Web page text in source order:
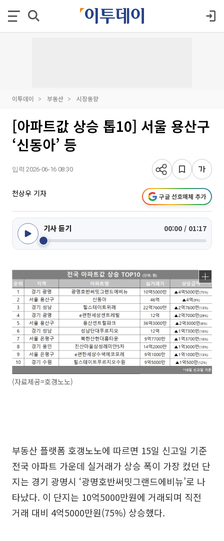
이투데이 부동산 시장동향
[아파트값 상승 톱10] 서울 용산구
‘신동아’ 등
입력 2026-06-16 08:30
천상우 기자 구글 선호매체 추가
기사 듣기 00:00 / 01:17
(자료제공=호갱노노)
부동산 플랫폼 호갱노노에 따르면 15일 신고일 기준
전국 아파트 가운데 실거래가 상승 폭이 가장 컸던 단
지는 경기 광명시 ‘광명호반써밋그랜드에비뉴’로 나
타났다. 이 단지는 10억5000만원에 거래되며 직전
거래 대비 4억5000만원(75%) 상승했다.